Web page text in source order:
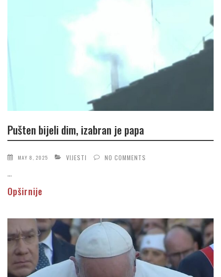
Pušten bijeli dim, izabran je papa
MAY 8, 2025 VIJESTI NO COMMENTS
...
Opširnije